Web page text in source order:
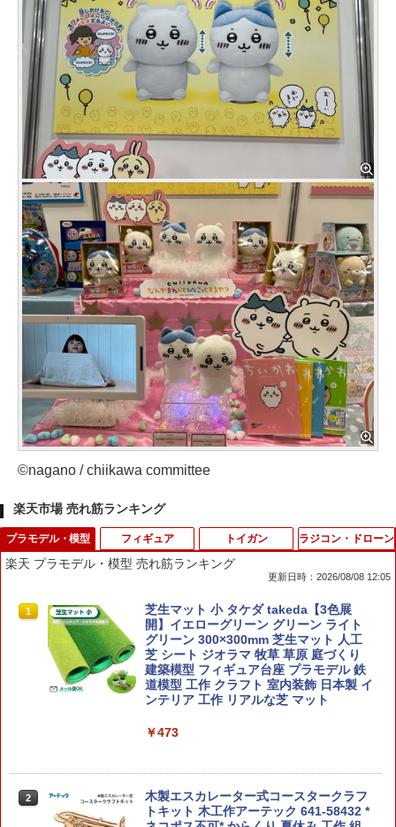
©nagano / chiikawa committee
楽天市場 売れ筋ランキング
プラモデル・模型
楽天 プラモデル・模型 売れ筋ランキング
更新日時：2026/08/08 12:05
1
芝生マット 小 タケダ takeda【3色展
開】イエローグリーン グリーン ライト
グリーン 300×300mm 芝生マット 人工
芝 シート ジオラマ 牧草 草原 庭づくり
建築模型 フィギュア台座 プラモデル 鉄
道模型 工作 クラフト 室内装飾 日本製 イ
ンテリア 工作 リアルな芝 マット
￥473
2
木製エスカレーター式コースタークラフ
トキット 木工作アーテック 641-58432 *
フィギュア トイガン ラジコン・ドローン